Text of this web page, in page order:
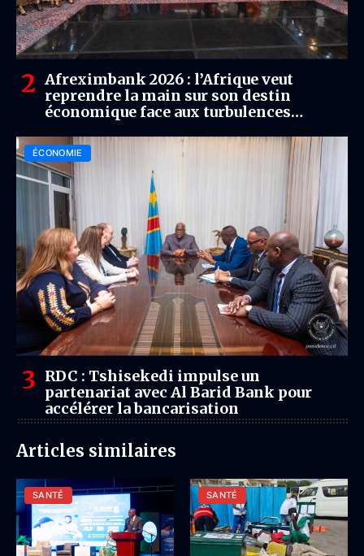
Afreximbank 2026 : l’Afrique veut
reprendre la main sur son destin
économique face aux turbulences
ÉCONOMIE
RDC : Tshisekedi impulse un
partenariat avec Al Barid Bank pour
accélérer la bancarisation
Articles similaires
SANTÉ SANTÉ